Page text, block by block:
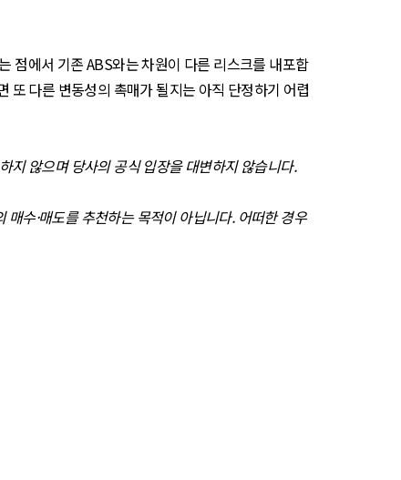
점에서 기존 ABS와는 차원이 다른 리스크를 내포합
또 다른 변동성의 촉매가 될지는 아직 단정하기 어렵
지 않으며 당사의 공식 입장을 대변하지 않습니다.
수·매도를 추천하는 목적이 아닙니다. 어떠한 경우